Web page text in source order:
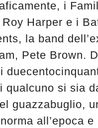
i
Harper e i
la band
Pete Brown.
qualcuno si sia
guazzabuglio,
all’epoca e